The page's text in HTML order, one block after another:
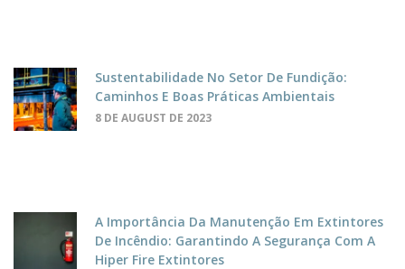
Sustentabilidade No Setor De Fundição:
Caminhos E Boas Práticas Ambientais
8 DE AUGUST DE 2023
A Importância Da Manutenção Em Extintores
De Incêndio: Garantindo A Segurança Com A
Hiper Fire Extintores